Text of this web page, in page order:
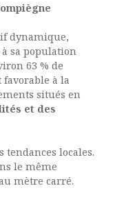
dynamique,
sa population
63 % de
à la
situés en
et des
tendances locales.
le même
mètre carré.